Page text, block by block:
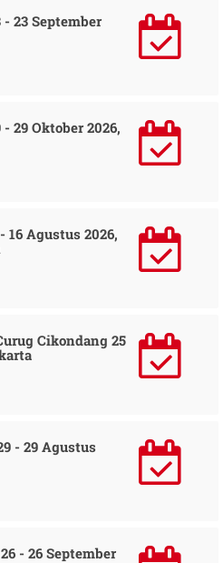
23 September
29 Oktober 2026,
16 Agustus 2026,
Cikondang 25
- 29 Agustus
- 26 September